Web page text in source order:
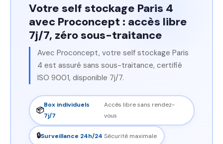
Votre self stockage Paris 4
avec Proconcept : accès libre
7j/7, zéro sous-traitance
Avec Proconcept, votre self stockage Paris
4 est assuré sans sous-traitance, certifié
ISO 9001, disponible 7j/7.
📦
Box individuels
7j/7
Accès libre sans rendez-
vous
🔒Surveillance 24h/24 Sécurité maximale